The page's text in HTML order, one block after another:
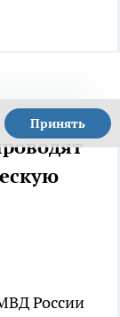
Принять
России